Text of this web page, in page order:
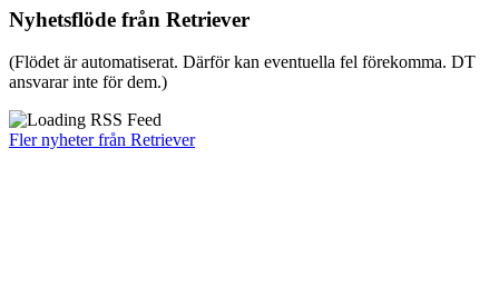
Nyhetsflöde från Retriever
(Flödet är automatiserat. Därför kan eventuella fel förekomma. DT
ansvarar inte för dem.)
Fler nyheter från Retriever